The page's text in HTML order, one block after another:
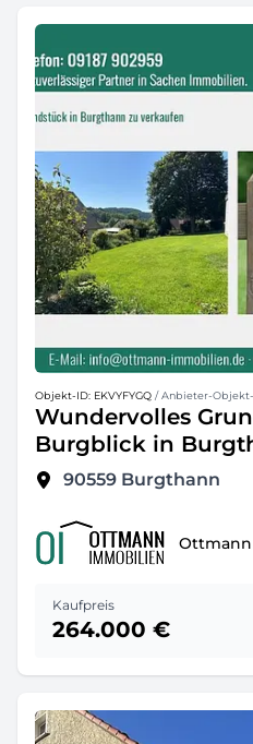
Objekt-ID: EKVYFYGQ / Anbieter-Objekt-
Wundervolles
Burgblick in
90559 Burgthann
Kaufpreis
264.000 €